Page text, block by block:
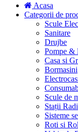
Acasa
Categorii de
Scule
Sanitare
Drujbe
Pompe &
Casa si
Bormasini
Scule de
Stații
Sisteme
Roti si